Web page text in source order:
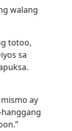
walang
totoo,
sa
ay